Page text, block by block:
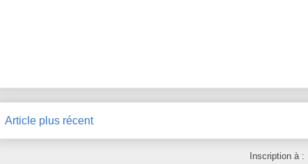
Article plus récent
Inscription à :